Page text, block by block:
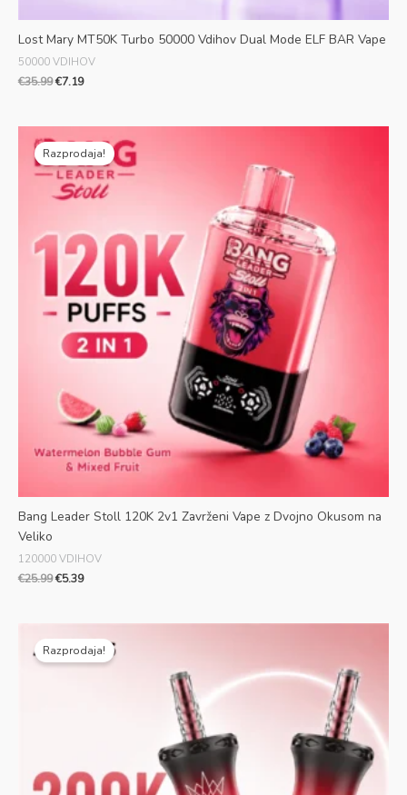
Lost Mary MT50K Turbo 50000 Vdihov Dual Mode ELF BAR Vape
50000 VDIHOV
€35.99€7.19
Razprodaja!
Bang Leader Stoll 120K 2v1 Zavrženi Vape z Dvojno Okusom na
Veliko
120000 VDIHOV
€25.99
je
bila:
€25.99.
€5.39
cena
je:
€5.39.
Razprodaja!
cena
je
cena
je: